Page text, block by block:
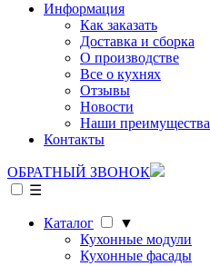
Информация
Как заказать
Доставка и сборка
О производстве
Все о кухнях
Отзывы
Новости
Наши преимущества
Контакты
ОБРАТНЫЙ ЗВОНОК
☰
Каталог
▼
Кухонные модули
Кухонные фасады